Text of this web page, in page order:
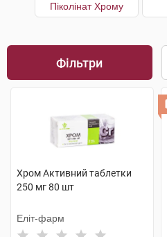
Піколінат Хрому
Фільтри
Хром Активний таблетки
250 мг 80 шт
Еліт-фарм